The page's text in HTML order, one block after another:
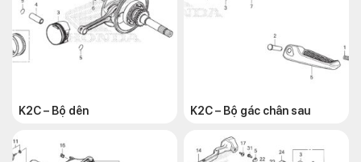
K2C – Bộ dên K2C – Bộ gác chân sau